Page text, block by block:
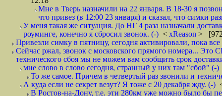
Мне в Тверь назначили на 22 января. В 18-30 я
что привез (в 12:00 23 января) и сказал, что симки
У меня такая же ситуация. До НГ 4 раза назначали
роуминге, конечно я сбросил звонок. (-) < xReason >
Привезли симку в пятницу, сегодня активировали, пока
Сейчас ржал, звонок с московского прямого номера... Это
технического сбоя мы не можем вам сообщить срок
мне слово в слово сегодня, странный у них там "сбой" (-)
То же самое. Причем в четвертый раз звонили и
А куда если не секрет везут? Я тоже с 20 декабря жду. (-)
В Ростов-на-Дону, т.е. эти 280км уже можно было бы